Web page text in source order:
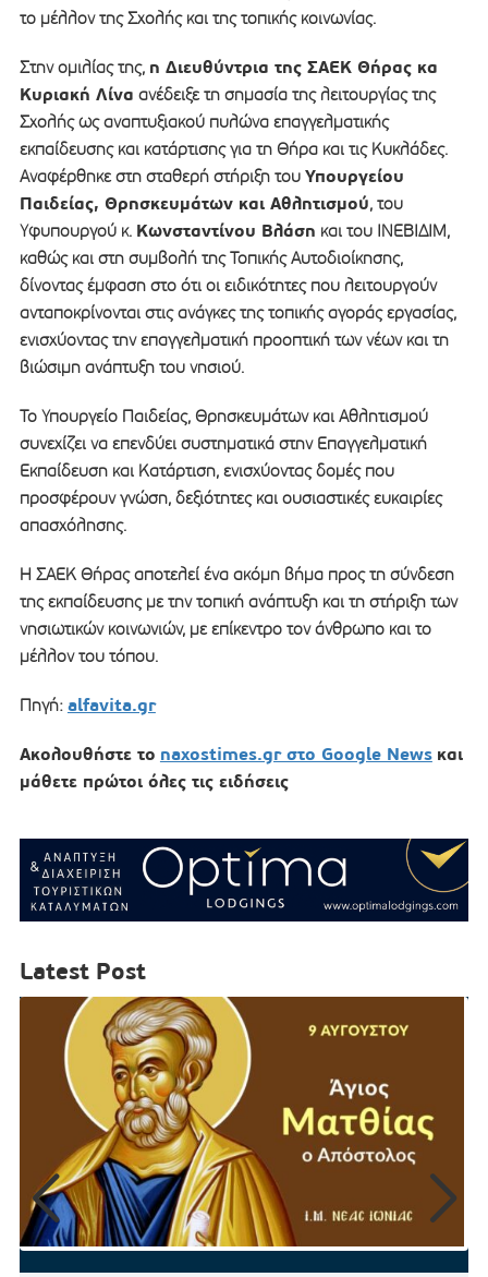
το μέλλον της Σχολής και της τοπικής κοινωνίας.
Στην ομιλίας της, η Διευθύντρια της ΣΑΕΚ Θήρας κα
Κυριακή Λίνα ανέδειξε τη σημασία της λειτουργίας της
Σχολής ως αναπτυξιακού πυλώνα επαγγελματικής
εκπαίδευσης και κατάρτισης για τη Θήρα και τις Κυκλάδες.
Αναφέρθηκε στη σταθερή στήριξη του Υπουργείου
Παιδείας, Θρησκευμάτων και Αθλητισμού, του
Υφυπουργού κ. Κωνσταντίνου Βλάση και του ΙΝΕΒΙΔΙΜ,
καθώς και στη συμβολή της Τοπικής Αυτοδιοίκησης,
δίνοντας έμφαση στο ότι οι ειδικότητες που λειτουργούν
ανταποκρίνονται στις ανάγκες της τοπικής αγοράς εργασίας,
ενισχύοντας την επαγγελματική προοπτική των νέων και τη
βιώσιμη ανάπτυξη του νησιού.
Το Υπουργείο Παιδείας, Θρησκευμάτων και Αθλητισμού
συνεχίζει να επενδύει συστηματικά στην Επαγγελματική
Εκπαίδευση και Κατάρτιση, ενισχύοντας δομές που
προσφέρουν γνώση, δεξιότητες και ουσιαστικές ευκαιρίες
απασχόλησης.
Η ΣΑΕΚ Θήρας αποτελεί ένα ακόμη βήμα προς τη σύνδεση
της εκπαίδευσης με την τοπική ανάπτυξη και τη στήριξη των
νησιωτικών κοινωνιών, με επίκεντρο τον άνθρωπο και το
μέλλον του τόπου.
Πηγή: alfavita.gr
Ακολουθήστε το naxostimes.gr στο Google News και
μάθετε πρώτοι όλες τις ειδήσεις
Latest Post